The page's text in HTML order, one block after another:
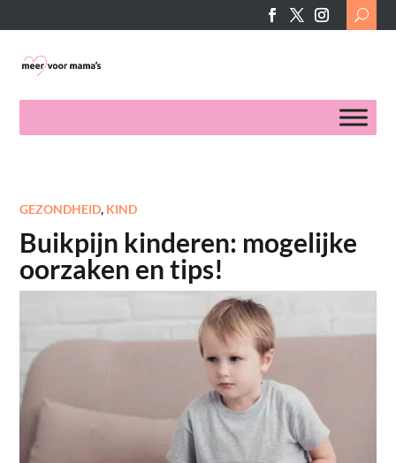
Search
for:
GEZONDHEID, KIND
Buikpijn kinderen: mogelijke
oorzaken en tips!